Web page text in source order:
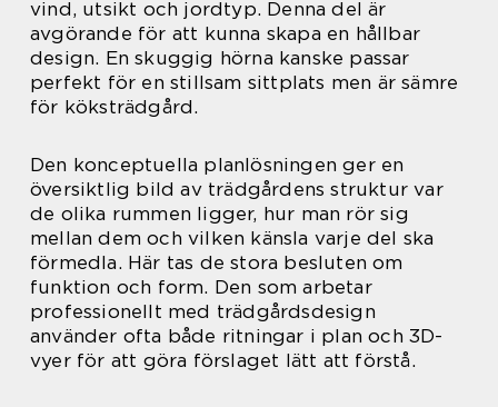
vind, utsikt och jordtyp. Denna del är
avgörande för att kunna skapa en hållbar
design. En skuggig hörna kanske passar
perfekt för en stillsam sittplats men är sämre
för köksträdgård.
Den konceptuella planlösningen ger en
översiktlig bild av trädgårdens struktur var
de olika rummen ligger, hur man rör sig
mellan dem och vilken känsla varje del ska
förmedla. Här tas de stora besluten om
funktion och form. Den som arbetar
professionellt med trädgårdsdesign
använder ofta både ritningar i plan och 3D-
vyer för att göra förslaget lätt att förstå.